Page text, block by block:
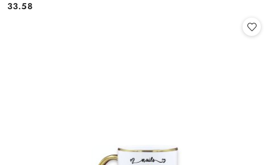
Cena:
33.58